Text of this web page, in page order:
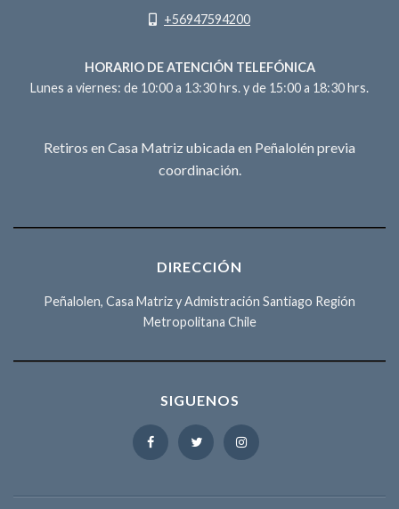
+56947594200
HORARIO DE ATENCIÓN TELEFÓNICA
Lunes a viernes: de 10:00 a 13:30 hrs. y de 15:00 a 18:30 hrs.
Retiros en Casa Matriz ubicada en Peñalolén previa
coordinación.
DIRECCIÓN
Peñalolen, Casa Matriz y Admistración Santiago Región
Metropolitana Chile
SIGUENOS